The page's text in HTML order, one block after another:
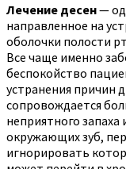
Лечение десен—
направленное на
оболочки полости
Все чаще именно
беспокойство
устранения причин
сопровождается
неприятного
окружающих зуб,
игнорировать